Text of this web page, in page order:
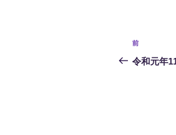
投
稿
前
の
前
令和元年